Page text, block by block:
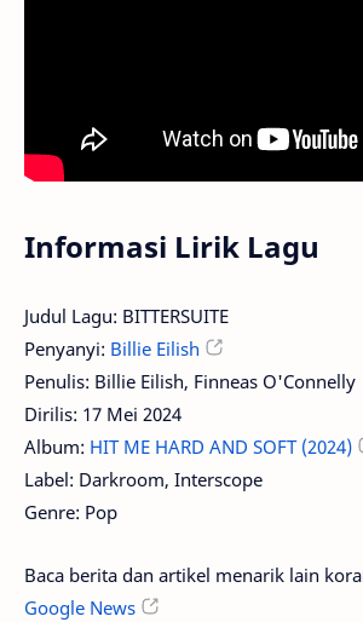
Informasi Lirik Lagu
Judul Lagu: BITTERSUITE
Penyanyi: Billie Eilish
Penulis: Billie Eilish, Finneas O'Connelly
Dirilis: 17 Mei 2024
Album: HIT ME HARD AND SOFT (2024)
Label: Darkroom, Interscope
Genre: Pop
Baca berita dan artikel menarik lain
Google News